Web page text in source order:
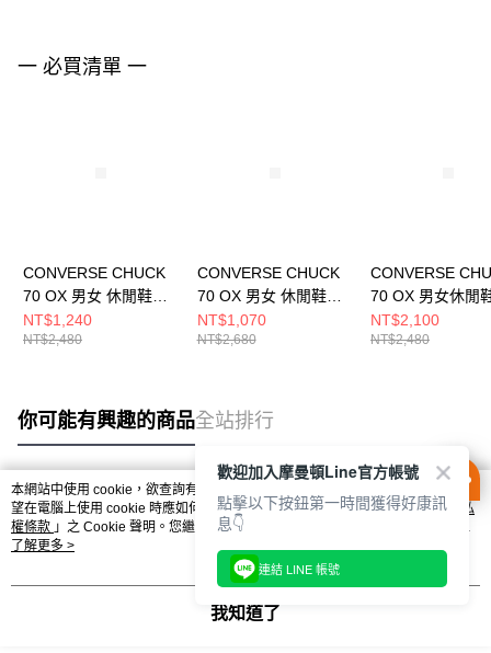
一 必買清單 一
CONVERSE CHUCK
70 OX 男女 休閒鞋
A09145C
NT$1,240
NT$2,480
CONVERSE CHUCK
70 OX 男女 休閒鞋
A10351C
NT$1,070
NT$2,680
CONVERSE
70 OX 男女休閒
162065C
NT$2,100
NT$2,480
你可能有興趣的商品全站排行
熱門標籤
本網站中使用 cookie，欲查詢有關本網站使用 cookie 方式之詳情，及若您不希
望在電腦上使用 cookie 時應如何變更電腦的 cookie 設定，請參閱本網站「
隱私
權條款 」之 Cookie 聲明。您繼續使用本網站即表示您同意本公司得按本網站使
用條款之 Cookie 聲明使用 cookie。
了解更多 >
我知道了
歡迎加入摩曼頓Line官方帳號
點擊以下按鈕第一時間獲得好康訊
息👇
連結 LINE 帳號